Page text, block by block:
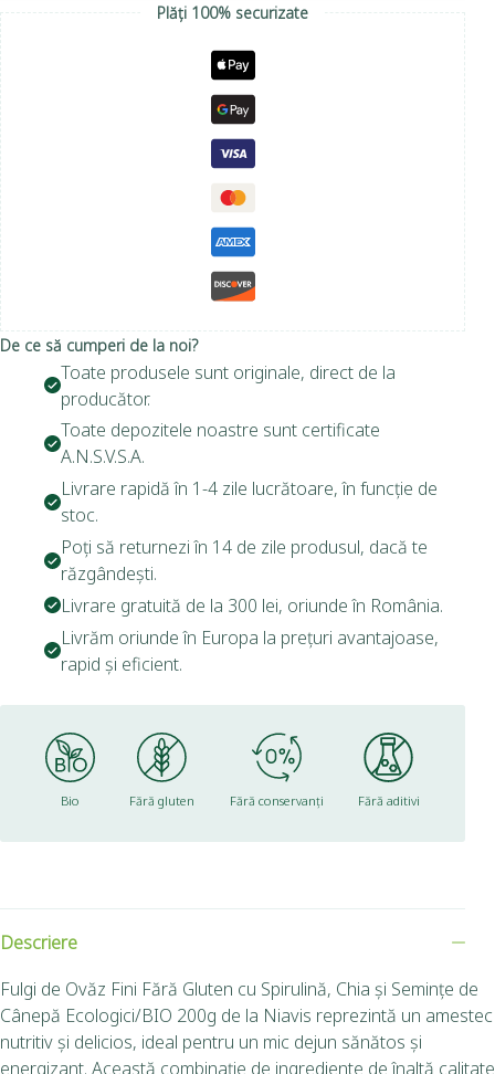
Plăți 100% securizate
De ce să cumperi de la noi?
Toate produsele sunt originale, direct de la
producător.
Toate depozitele noastre sunt certificate
A.N.S.V.S.A.
Livrare rapidă în 1-4 zile lucrătoare, în funcție de
stoc.
Poți să returnezi în 14 de zile produsul, dacă te
răzgândești.
Livrare gratuită de la 300 lei, oriunde în România.
Livrăm oriunde în Europa la prețuri avantajoase,
rapid și eficient.
Bio Fără gluten Fără conservanți Fără aditivi
Descriere
Fulgi de Ovăz Fini Fără Gluten cu Spirulină, Chia și Semințe de
Cânepă Ecologici/BIO 200g de la Niavis reprezintă un amestec
nutritiv și delicios, ideal pentru un mic dejun sănătos și
energizant. Această combinație de ingrediente de înaltă calitate